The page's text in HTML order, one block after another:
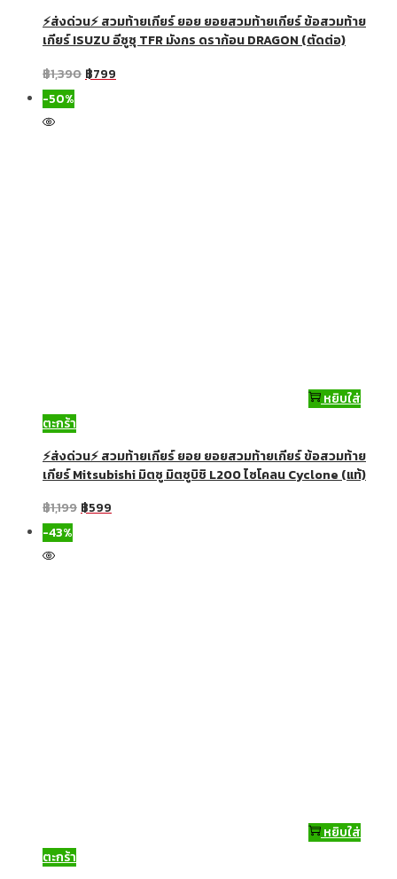
⚡ส่งด่วน⚡ สวมท้ายเกียร์ ยอย ยอยสวมท้ายเกียร์ ข้อสวมท้าย
เกียร์ ISUZU อีซูซุ TFR มังกร ดราก้อน DRAGON (ตัดต่อ)
฿1,390 ฿799
-50%
หยิบใส่
ตะกร้า
⚡ส่งด่วน⚡ สวมท้ายเกียร์ ยอย ยอยสวมท้ายเกียร์ ข้อสวมท้าย
เกียร์ Mitsubishi มิตซู มิตซูบิชิ L200 ไซโคลน Cyclone (แท้)
฿1,199฿599
-43%
หยิบใส่
ตะกร้า